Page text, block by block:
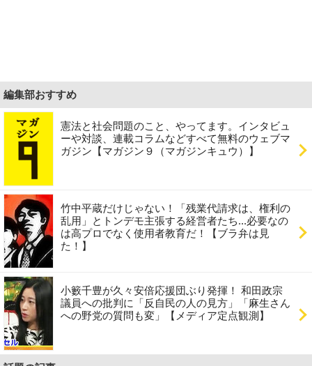
編集部おすすめ
憲法と社会問題のこと、やってます。インタビュ
ーや対談、連載コラムなどすべて無料のウェブマ
ガジン【マガジン９（マガジンキュウ）】
竹中平蔵だけじゃない！「残業代請求は、権利の
乱用」とトンデモ主張する経営者たち...必要なの
は高プロでなく使用者教育だ！【ブラ弁は見
た！】
小籔千豊が久々安倍応援団ぶり発揮！ 和田政宗
議員への批判に「反自民の人の見方」「麻生さん
への野党の質問も変」【メディア定点観測】